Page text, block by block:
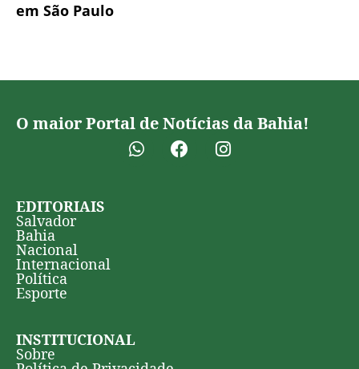
em São Paulo
O maior Portal de Notícias da Bahia!
EDITORIAIS
Salvador
Bahia
Nacional
Internacional
Política
Esporte
INSTITUCIONAL
Sobre